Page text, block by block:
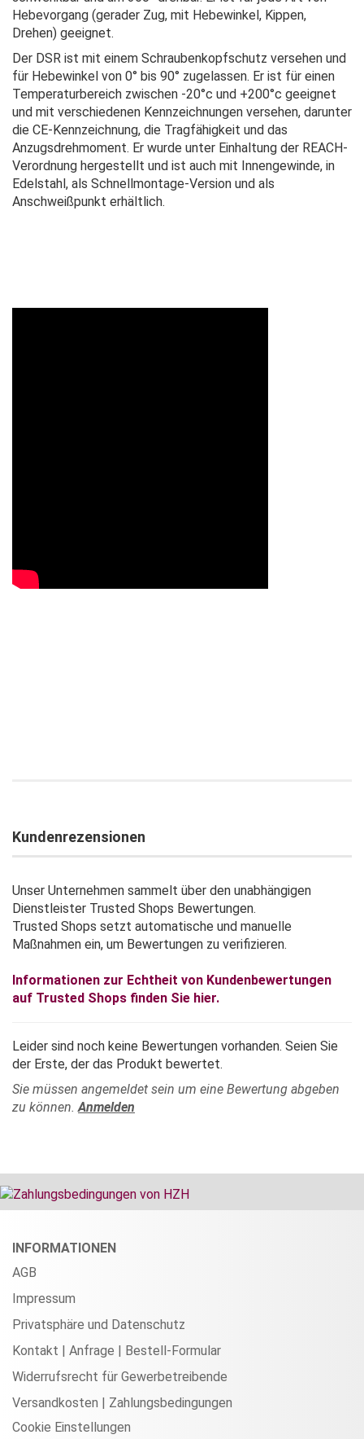
Hebevorgang (gerader Zug, mit Hebewinkel, Kippen,
Drehen) geeignet.
Der DSR ist mit einem Schraubenkopfschutz versehen und
für Hebewinkel von 0° bis 90° zugelassen. Er ist für einen
Temperaturbereich zwischen -20°c und +200°c geeignet
und mit verschiedenen Kennzeichnungen versehen, darunter
die CE-Kennzeichnung, die Tragfähigkeit und das
Anzugsdrehmoment. Er wurde unter Einhaltung der REACH-
Verordnung hergestellt und ist auch mit Innengewinde, in
Edelstahl, als Schnellmontage-Version und als
Anschweißpunkt erhältlich.
Kundenrezensionen
Unser Unternehmen sammelt über den unabhängigen
Dienstleister Trusted Shops Bewertungen.
Trusted Shops setzt automatische und manuelle
Maßnahmen ein, um Bewertungen zu verifizieren.
Informationen zur Echtheit von Kundenbewertungen
auf Trusted Shops finden Sie hier.
Leider sind noch keine Bewertungen vorhanden. Seien Sie
der Erste, der das Produkt bewertet.
Sie müssen angemeldet sein um eine Bewertung abgeben
zu können. Anmelden
INFORMATIONEN
AGB
Impressum
Privatsphäre und Datenschutz
Kontakt | Anfrage | Bestell-Formular
Widerrufsrecht für Gewerbetreibende
Versandkosten | Zahlungsbedingungen
Cookie Einstellungen